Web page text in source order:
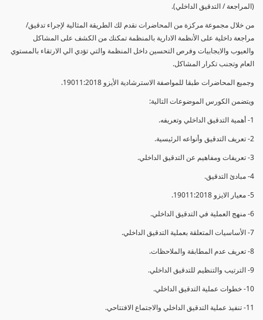
(المراجعة / التدقيق الداخلي).
من خلال مجموعة مركزة من المحاضرات نقدم لك الطريقة المثالية لإجراء تدقيق/
مراجعة داخلية على الأنظمة الادارية بالمنظمة تمكنك من الكشف على المشاكل
والعيوب والايجابيات وفرص التحسين داخل المنظمة والتي تؤدي الي الارتقاء بالمستوي
العام وتجنب تكرار المشاكل.
وجميع المحاضرات طبقا للمواصفة الاسترشادية الأيزو 19011:2018.
ويتضمن الكورس الموضوعات التالية:
1- أهمية التدقيق الداخلي وتعريفه.
2- تعريف التدقيق وأنواعه الرئيسية.
3- تعريفات ومفاهيم عن التدقيق الداخلي.
4- مبادئ التدقيق.
5- معيار الايزو 19011:2018.
6- منهج العملية في التدقيق الداخلي.
7- الأساسيات المتعلقة بعملية التدقيق الداخلي.
8- تعريف عدم المطابقة والملاحظات.
9- الترتيب والتنظيم للتدقيق الداخلي.
10- خطوات عملية التدقيق الداخلي.
11- تنفيذ عملية التدقيق الداخلي والاجتماع الافتتاحي.